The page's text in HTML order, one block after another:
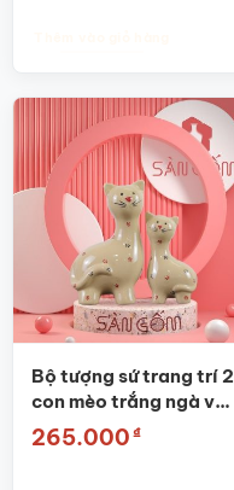
Bộ tượng sứ trang trí 2
con mèo trắng ngà vẽ
hoa nhí SG-TT18
265.000 ₫